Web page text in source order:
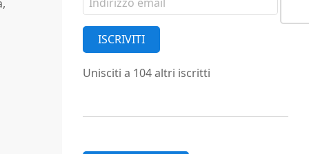
email
ISCRIVITI
Unisciti a 104 altri iscritti